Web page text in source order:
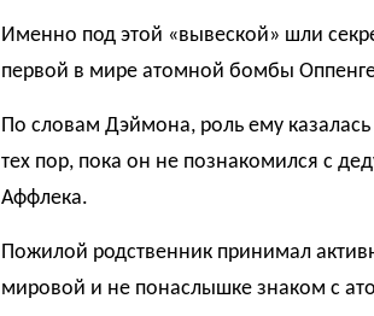
Именно под этой «вывеской» шли
первой в мире атомной бомбы
По словам Дэймона, роль ему
тех пор, пока он не познакомился с
Аффлека.
Пожилой родственник принимал
мировой и не понаслышке знаком с